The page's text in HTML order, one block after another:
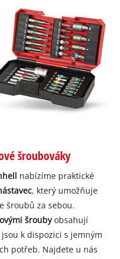
šroubováky
nabízíme praktické
, který umožňuje
šroubů za sebou.
šroubyobsahují
k dispozici s jemným
potřeb. Najdete u nás